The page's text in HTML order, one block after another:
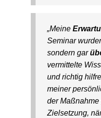
„Meine
Seminar
sondern gar
vermittelte
und richtig
meiner
der
Zielsetzung,